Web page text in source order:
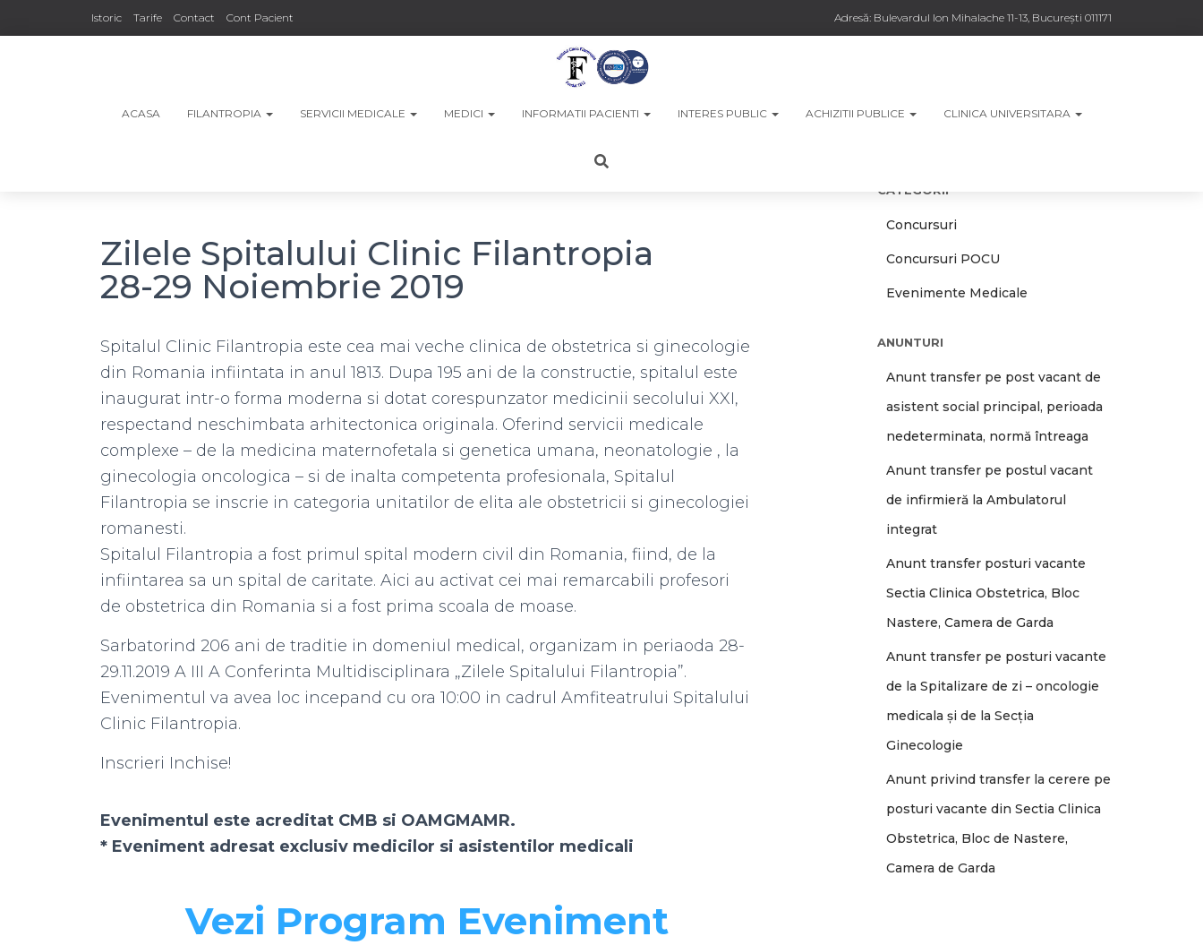
Adresă: Bulevardul Ion Mihalache 11-13, București 011171
Istoric Tarife Contact Cont Pacient
ACASA FILANTROPIA SERVICII MEDICALE MEDICI INFORMATII PACIENTI INTERES PUBLIC ACHIZITII PUBLICE CLINICA UNIVERSITARA
Zilele Spitalului Clinic Filantropia
28-29 Noiembrie 2019
Spitalul Clinic Filantropia este cea mai veche clinica de obstetrica si ginecologie
din Romania infiintata in anul 1813. Dupa 195 ani de la constructie, spitalul este
inaugurat intr-o forma moderna si dotat corespunzator medicinii secolului XXI,
respectand neschimbata arhitectonica originala. Oferind servicii medicale
complexe – de la medicina maternofetala si genetica umana, neonatologie , la
ginecologia oncologica – si de inalta competenta profesionala, Spitalul
Filantropia se inscrie in categoria unitatilor de elita ale obstetricii si ginecologiei
romanesti.
Spitalul Filantropia a fost primul spital modern civil din Romania, fiind, de la
infiintarea sa un spital de caritate. Aici au activat cei mai remarcabili profesori
de obstetrica din Romania si a fost prima scoala de moase.
Sarbatorind 206 ani de traditie in domeniul medical, organizam in periaoda 28-
29.11.2019 A III A Conferinta Multidisciplinara „Zilele Spitalului Filantropia”.
Evenimentul va avea loc incepand cu ora 10:00 in cadrul Amfiteatrului Spitalului
Clinic Filantropia.
Inscrieri Inchise!
Evenimentul este acreditat CMB si OAMGMAMR.
* Eveniment adresat exclusiv medicilor si asistentilor medicali
Vezi Program Eveniment
CATEGORII
Concursuri
Concursuri POCU
Evenimente Medicale
ANUNTURI
Anunt transfer pe post vacant de
asistent social principal, perioada
nedeterminata, normă întreaga
Anunt transfer pe postul vacant
de infirmieră la Ambulatorul
integrat
Anunt transfer posturi vacante
Sectia Clinica Obstetrica, Bloc
Nastere, Camera de Garda
Anunt transfer pe posturi vacante
de la Spitalizare de zi – oncologie
medicala și de la Secția
Ginecologie
Anunt privind transfer la cerere pe
posturi vacante din Sectia Clinica
Obstetrica, Bloc de Nastere,
Camera de Garda